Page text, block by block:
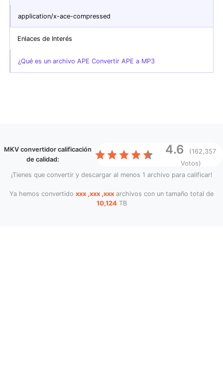
application/x-ace-compressed
Enlaces de Interés
¿Qué es un archivo APE Convertir APE a MP3
MKV convertidorcalificación
de calidad:
4.6
(162,357
Votos)
¡Tienes que convertir y descargar al menos 1 archivo para calificar!
Ya hemos convertido xxx ,xxx ,xxx archivos con un tamaño total de
10,124TB